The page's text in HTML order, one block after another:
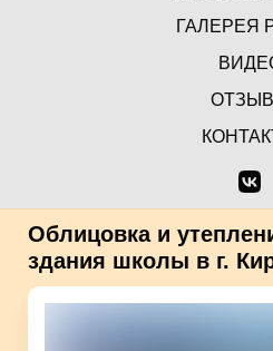
ГАЛЕРЕЯ
Облицовка и
здания школы в г.